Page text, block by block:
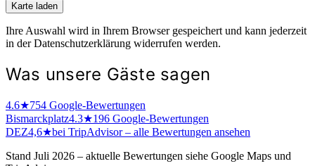
Karte laden
Ihre Auswahl wird in Ihrem Browser gespeichert und kann jederzeit
in der Datenschutzerklärung widerrufen werden.
Was unsere Gäste sagen
4.6★754 Google-Bewertungen
Bismarckplatz4.3★196 Google-Bewertungen
DEZ4,6★bei TripAdvisor – alle Bewertungen ansehen
Stand Juli 2026 – aktuelle Bewertungen siehe Google Maps und